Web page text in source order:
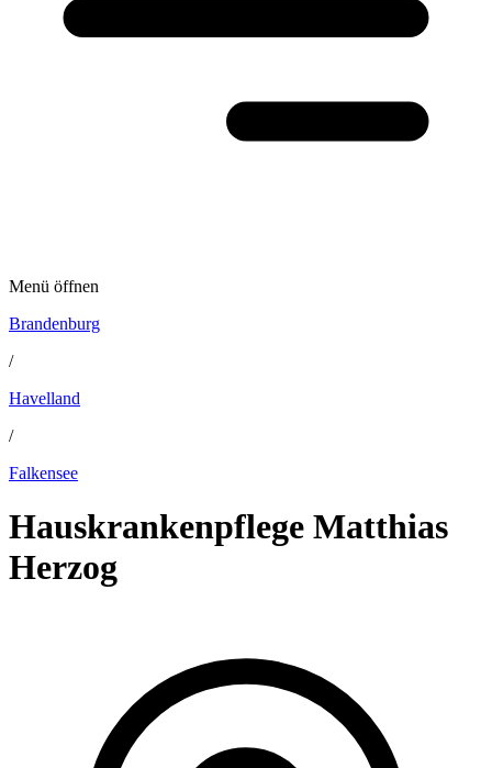
Menü öffnen
Brandenburg
/
Havelland
/
Falkensee
Hauskrankenpflege Matthias
Herzog